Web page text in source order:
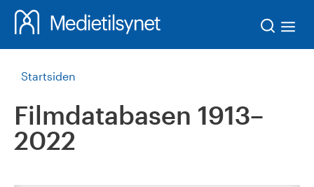
Startsiden
Filmdatabasen 1913–
2022